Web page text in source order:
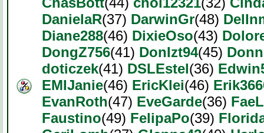
DanielaR(37) DarwinGr(48)
Diane288(46) DixieOso(43)
DongZ756(41) DonIzt94(45)
doticzek(41) DSLEstel(36)
EMIJanie(46) EricKlei(46)
EvanRoth(47) EveGarde(36)
Faustino(49) FelipaPo(39)